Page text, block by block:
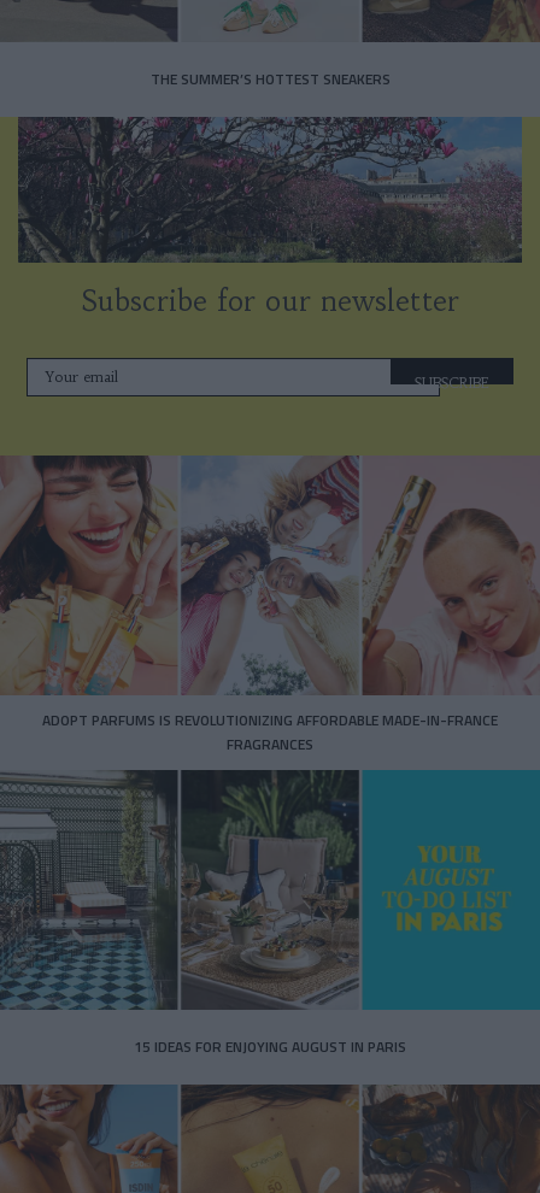
THE SUMMER’S HOTTEST SNEAKERS
Subscribe for our newsletter
SUBSCRIBE
ADOPT PARFUMS IS REVOLUTIONIZING AFFORDABLE MADE-IN-FRANCE
FRAGRANCES
15 IDEAS FOR ENJOYING AUGUST IN PARIS